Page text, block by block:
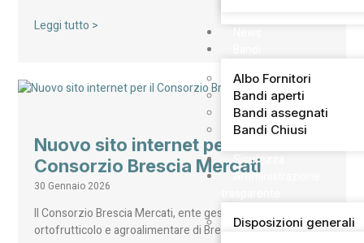
Albo Fornitori
Bandi aperti
Bandi assegnati
Bandi Chiusi
Sicurezza
Amministrazione
Disposizioni generali
Leggi tutto >
Nuovo sito internet per il
Consorzio Brescia Mercati
30 Gennaio 2026
Il Consorzio Brescia Mercati, ente gestore del mercato
ortofrutticolo e agroalimentare di Brescia – secondo…